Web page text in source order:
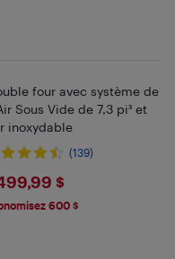
four avec système de
Sous Vide de 7,3 pi³ et
inoxydable
(139)
$
600 $